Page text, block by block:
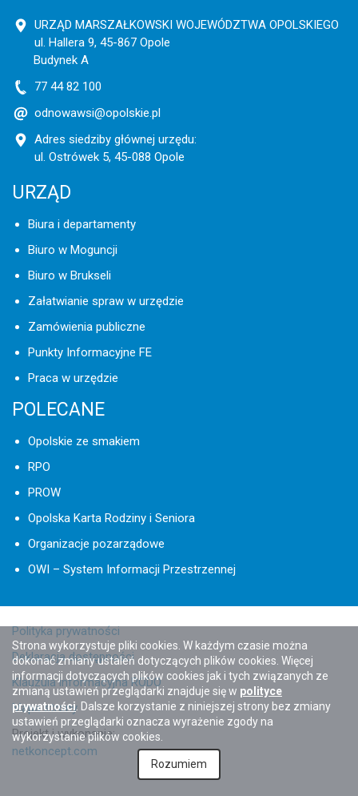
URZĄD MARSZAŁKOWSKI WOJEWÓDZTWA OPOLSKIEGO
ul. Hallera 9, 45-867 Opole
Budynek A
77 44 82 100
odnowawsi@opolskie.pl
Adres siedziby głównej urzędu:
ul. Ostrówek 5, 45-088 Opole
URZĄD
Biura i departamenty
Biuro w Moguncji
Biuro w Brukseli
Załatwianie spraw w urzędzie
Zamówienia publiczne
Punkty Informacyjne FE
Praca w urzędzie
POLECANE
Opolskie ze smakiem
RPO
PROW
Opolska Karta Rodziny i Seniora
Organizacje pozarządowe
OWI – System Informacji Przestrzennej
Polityka prywatności
Deklaracja dostępności
Klauzula informacyjna RODO
Mapa strony
Projekt i wykonanie:
netkoncept.com
Strona wykorzystuje pliki cookies. W każdym czasie można
dokonać zmiany ustaleń dotyczących plików cookies. Więcej
informacji dotyczących plików cookies jak i tych związanych ze
zmianą ustawień przeglądarki znajduje się w polityce
prywatności. Dalsze korzystanie z niniejszej strony bez zmiany
ustawień przeglądarki oznacza wyrażenie zgody na
wykorzystanie plików cookies.
Rozumiem